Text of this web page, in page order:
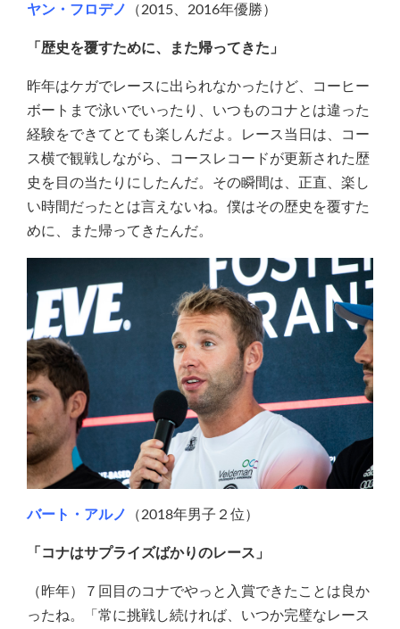
ヤン・フロデノ （2015、2016年優勝）
「歴史を覆すために、また帰ってきた」
昨年はケガでレースに出られなかったけど、コーヒー
ボートまで泳いでいったり、いつものコナとは違った
経験をできてとても楽しんだよ。レース当日は、コー
ス横で観戦しながら、コースレコードが更新された歴
史を目の当たりにしたんだ。その瞬間は、正直、楽し
い時間だったとは言えないね。僕はその歴史を覆すた
めに、また帰ってきたんだ。
バート・アルノ （2018年男子２位）
「コナはサプライズばかりのレース」
（昨年）７回目のコナでやっと入賞できたことは良か
ったね。「常に挑戦し続ければ、いつか完璧なレース